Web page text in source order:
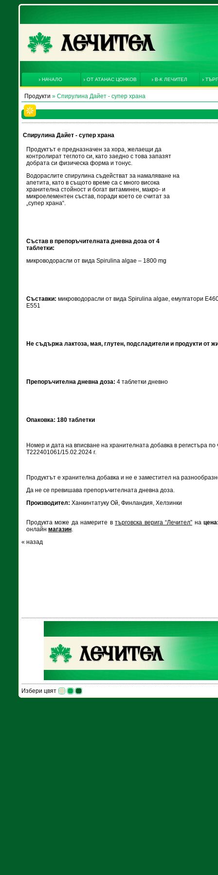
НАЧАЛО ОТ АТАНАС ЦОНКОВ В-К ЛЕЧИТЕЛ
Продукти » Спирулина Дайет - супер храна
Спирулина Дайет - супер храна
Продуктът е предназначен за хора, желаещи да
контролират теглото си, като заедно с това запазят
добрата си физическа форма и тонус.
Водораслите спирулина съдействат за намаляване на
апетита, като в същото време са с много висока
хранителна стойност и богат витаминен, макро- и
микроелементен състав, поради което се считат за
„супер храна“.
Състав в препоръчителната дневна доза от 4
таблетки:
микроводорасли от вида Spirulina algaе – 1800 mg
Съставки: микроводорасли от вида Spirulina algaе, емулгатори
Е551
Не съдържа лактоза, мая, глутен, подсладители и продукти от
Препоръчителна дневна доза: 4 таблетки дневно
Опаковка: 180 таблетки
Номер и дата на вписване на хранителната добавка в регистъра по
Т222401061/15.02.2024 г.
Продуктът е хранителна добавка и не е заместител на
Да не се превишава препоръчителната дневна доза.
Производител: Ханкинтатуку Oй, Финландия, Хелзинки
Продукта може да намерите втърговска верига “Лечител” на
онлайн магазин.
« назад
Избери цвят